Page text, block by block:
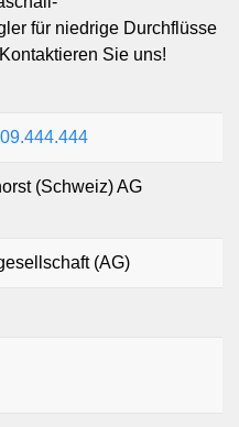
für niedrige Durchflüsse
Sie uns!
(Schweiz) AG
(AG)